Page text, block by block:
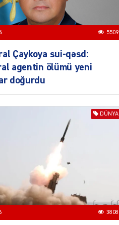
04.08.2026
Azərbaycanda sürücüsüz
nəqliyyat dövrü başlayır –
BELƏ işləyəcək
04.08.2026
XİN rəhbərindən TRİPP
layihəsi ilə bağlı AÇIQLAMA
Müharibə Rusiyanın belini
04.08.2026
5509
Çaykoya sui-qəsd:
agentin ölümü yeni
doğurdu
DÜNYA
3808